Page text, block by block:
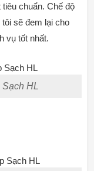
chuẩn. Chế độ
sẽ đem lại cho
vụ tốt nhất.
HL